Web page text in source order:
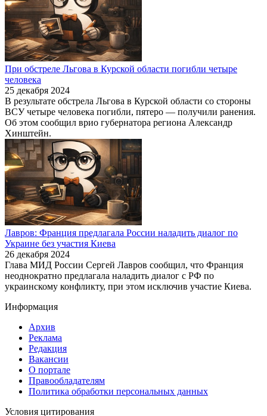
При обстреле Льгова в Курской области погибли четыре
человека
25 декабря 2024
В результате обстрела Льгова в Курской области со стороны
ВСУ четыре человека погибли, пятеро — получили ранения.
Об этом сообщил врио губернатора региона Александр
Хинштейн.
Лавров: Франция предлагала России наладить диалог по
Украине без участия Киева
26 декабря 2024
Глава МИД России Сергей Лавров сообщил, что Франция
неоднократно предлагала наладить диалог с РФ по
украинскому конфликту, при этом исключив участие Киева.
Информация
Архив
Реклама
Редакция
Вакансии
О портале
Правообладателям
Политика обработки персональных данных
Условия цитирования